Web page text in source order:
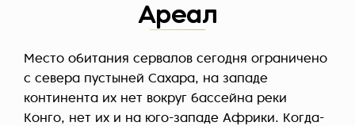
Ареал
Место обитания сервалов сегодня ограничено
с севера пустыней Сахара, на западе
континента их нет вокруг бассейна реки
Конго, нет их и на юго-западе Африки. Когда-